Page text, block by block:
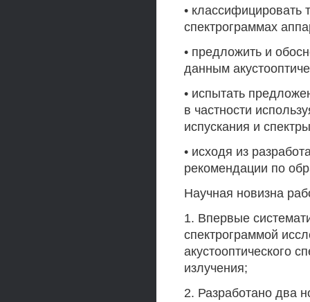
• классифицировать
спектрограммах
• предложить и
данным
• испытать
в частности
испускания и
• исходя из
рекомендации по
Научная новизна
1. Впервые
спектрограммой
акустооптического
излучения;
2. Разработано два